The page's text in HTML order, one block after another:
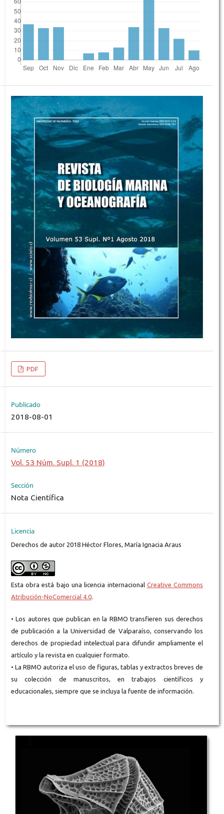
PDF
Publicado
2018-08-01
Número
Vol. 53 Núm. Supl. 1 (2018)
Sección
Nota Científica
Licencia
Derechos de autor 2018 Héctor Flores, María Ignacia Araus
Esta obra está bajo una licencia internacional Creative Commons
Atribución-NoComercial 4.0.
• Los autores que publican en la RBMO transfieren sus derechos
de publicación a la Universidad de Valparaíso, conservando los
derechos de propiedad intelectual para difundir ampliamente el
artículo y la revista en cualquier formato.
• La RBMO autoriza el uso de figuras, tablas y extractos breves de
su colección de manuscritos, en trabajos científicos y
educacionales, siempre que se incluya la fuente de información.